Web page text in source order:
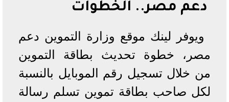
دعم مصر.. الخطوات
ويوفر لينك موقع وزارة التموين دعم
مصر، خطوة تحديث بطاقة التموين
من خلال تسجيل رقم الموبايل بالنسبة
لكل صاحب بطاقة تموين تسلم رسالة